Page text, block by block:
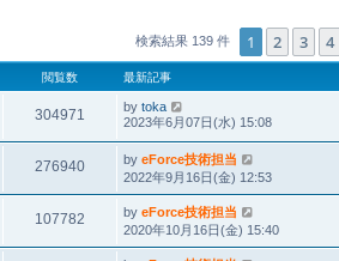
検索結果 139 件 1 2 3 4
閲覧数 最新記事
304971 by toka
2023年6月07日(水) 15:08
276940 by eForce技術担当
2022年9月16日(金) 12:53
107782 by eForce技術担当
2020年10月16日(金) 15:40